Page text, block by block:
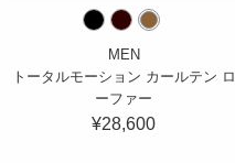
MEN
トータルモーション カールテン ロ
ーファー
¥28,600